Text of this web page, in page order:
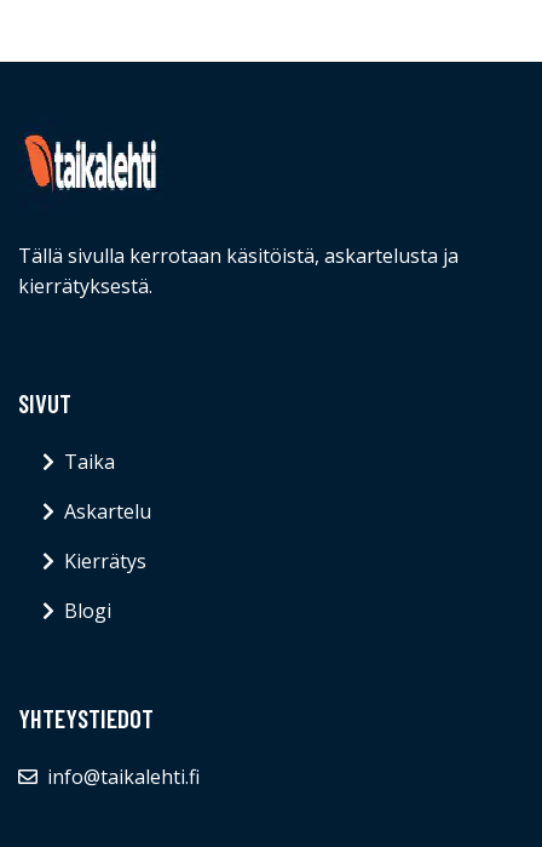
Tällä sivulla kerrotaan käsitöistä, askartelusta ja
kierrätyksestä.
SIVUT
Taika
Askartelu
Kierrätys
Blogi
YHTEYSTIEDOT
info@taikalehti.fi